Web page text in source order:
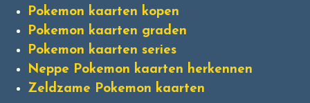
Pokemon kaarten kopen
Pokemon kaarten graden
Pokemon kaarten series
Neppe Pokemon kaarten herkennen
Zeldzame Pokemon kaarten